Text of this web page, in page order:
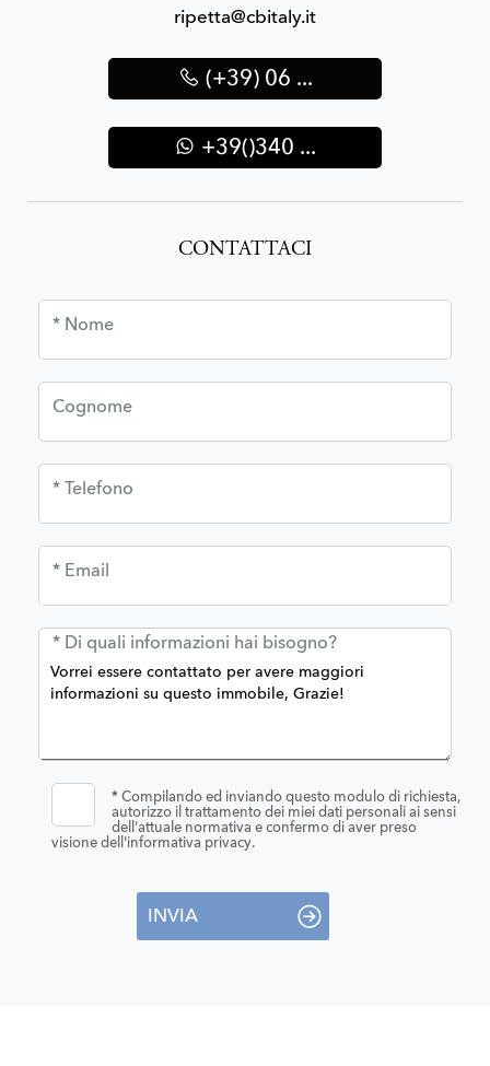
ripetta@cbitaly.it
(+39) 06 ...
+39()340 ...
CONTATTACI
* Nome
Cognome
* Telefono
* Email
* Di quali informazioni hai bisogno?
*Compilando ed inviando questo modulo di richiesta,
autorizzo il trattamento dei miei dati personali ai sensi
dell'attuale normativa e confermo di aver preso
visione dell'informativa privacy.
INVIA